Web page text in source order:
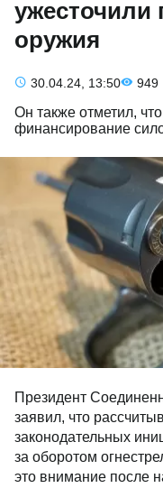
ужесточили
оружия
30.04.24, 13:50 949
Он также отметил,
финансирование
Президент
заявил, что
законодательных
за оборотом
это внимание после